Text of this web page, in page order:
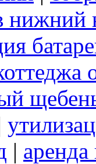
нижний
| аренда